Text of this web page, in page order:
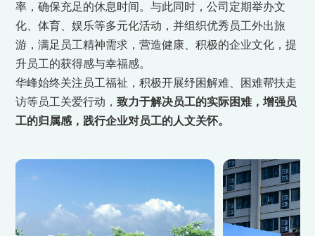
率，确保充足的休息时间。与此同时，公司定期举办文
化、体育、娱乐等多元化活动，并组织优秀员工外出旅
游，满足员工精神需求，营造健康、积极的企业文化，提
升员工的获得感与幸福感。
华峰始终关注员工福祉，积极开展纾困解难、困难帮扶走
访等员工关爱行动， 致力于解决员工的实际困难，增强员
工的归属感，践行企业对员工的人文关怀。